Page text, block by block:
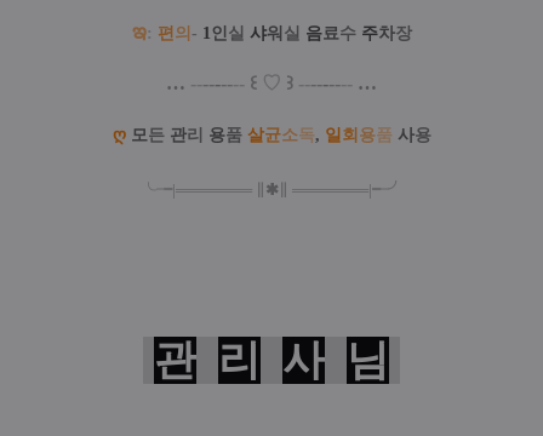
ఇ: 편 의 - 1 인 실 샤워 실 음료 수 주차장
… --------- ꒰ ♡ ꒱ --------- …
ღ 모 든 관리 용품 살균소독, 일 회 용품 사용
╰╼|═══════ ✱ ═══════|╾╯
관 리 사 님